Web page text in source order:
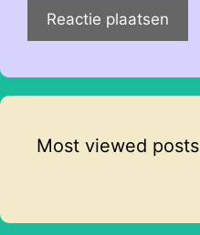
Most viewed posts